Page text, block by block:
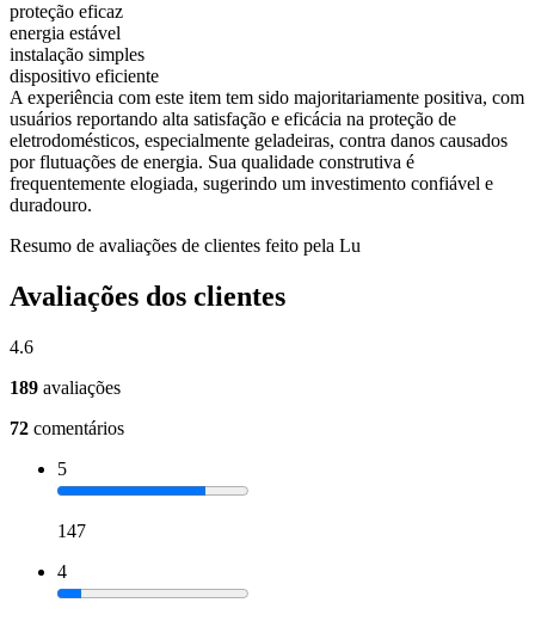
proteção eficaz
energia estável
instalação simples
dispositivo eficiente
A experiência com este item tem sido majoritariamente positiva, com
usuários reportando alta satisfação e eficácia na proteção de
eletrodomésticos, especialmente geladeiras, contra danos causados
por flutuações de energia. Sua qualidade construtiva é
frequentemente elogiada, sugerindo um investimento confiável e
duradouro.
Resumo de avaliações de clientes feito pela Lu
Avaliações dos clientes
4.6
189 avaliações
72 comentários
5
147
4